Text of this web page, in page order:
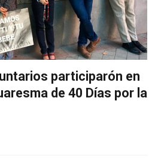
participarón en
de 40 Días por la